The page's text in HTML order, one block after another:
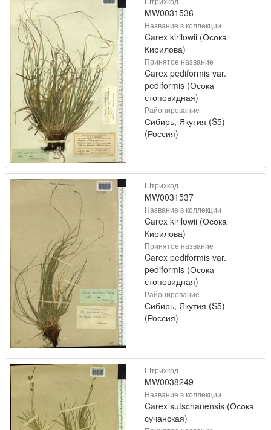
MW0031536
Название в коллекции
Carex kirilowii (Осока
Кирилова)
Принятое название
Carex pediformis var.
pediformis (Осока
стоповидная)
Районирование
Сибирь, Якутия (S5)
(Россия)
Штрихкод
MW0031537
Название в коллекции
Carex kirilowii (Осока
Кирилова)
Принятое название
Carex pediformis var.
pediformis (Осока
стоповидная)
Районирование
Сибирь, Якутия (S5)
(Россия)
Штрихкод
MW0038249
Название в коллекции
Carex sutschanensis (Осока
сучанская)